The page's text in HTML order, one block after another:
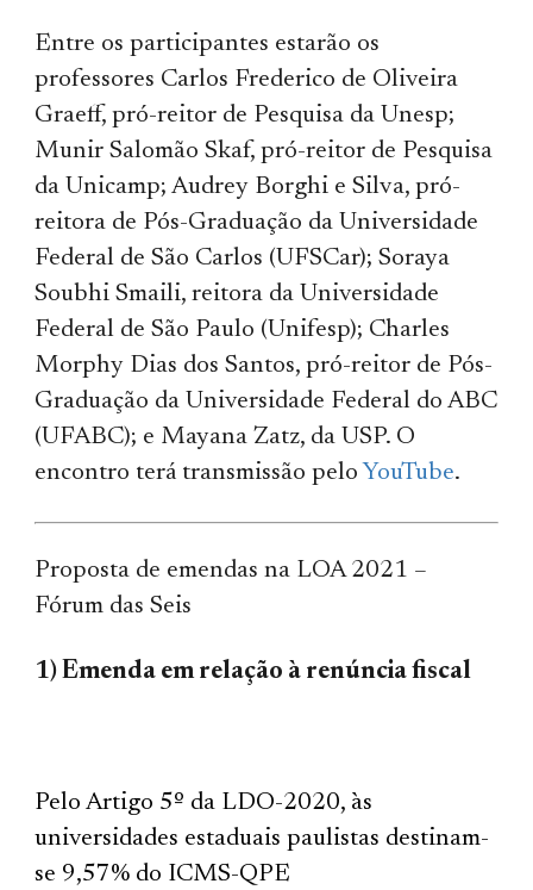
Entre os participantes estarão os
professores Carlos Frederico de Oliveira
Graeff, pró-reitor de Pesquisa da Unesp;
Munir Salomão Skaf, pró-reitor de Pesquisa
da Unicamp; Audrey Borghi e Silva, pró-
reitora de Pós-Graduação da Universidade
Federal de São Carlos (UFSCar); Soraya
Soubhi Smaili, reitora da Universidade
Federal de São Paulo (Unifesp); Charles
Morphy Dias dos Santos, pró-reitor de Pós-
Graduação da Universidade Federal do ABC
(UFABC); e Mayana Zatz, da USP. O
encontro terá transmissão pelo YouTube.
Proposta de emendas na LOA 2021 –
Fórum das Seis
1) Emenda em relação à renúncia fiscal
Pelo Artigo 5º da LDO-2020, às
universidades estaduais paulistas destinam-
se 9,57% do ICMS-QPE